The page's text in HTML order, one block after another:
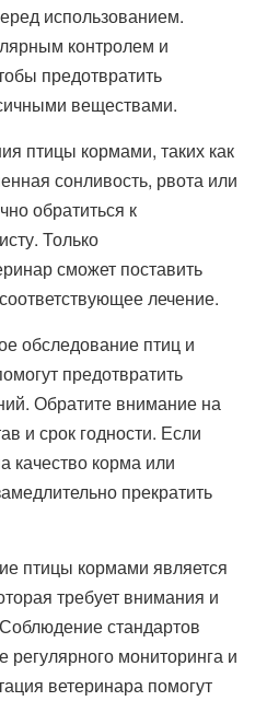
использованием.
контролем и
предотвратить
веществами.
птицы кормами, таких как
сонливость, рвота или
обратиться к
Только
сможет поставить
лечение.
обследование птиц и
предотвратить
Обратите внимание на
и срок годности. Если
качество корма или
прекратить
птицы кормами является
требует внимания и
стандартов
регулярного мониторинга и
ветеринара помогут